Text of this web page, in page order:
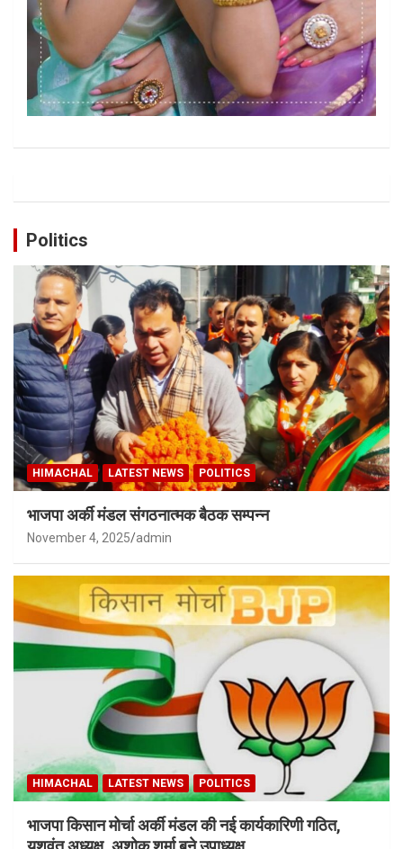
Politics
HIMACHAL LATEST NEWS POLITICS
भाजपा अर्की मंडल संगठनात्मक बैठक सम्पन्न
November 4, 2025 admin
HIMACHAL LATEST NEWS POLITICS
भाजपा किसान मोर्चा अर्की मंडल की नई कार्यकारिणी गठित,